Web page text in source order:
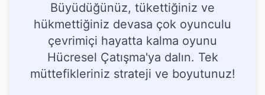
Büyüdüğünüz, tükettiğiniz ve
hükmettiğiniz devasa çok oyunculu
çevrimiçi hayatta kalma oyunu
Hücresel Çatışma'ya dalın. Tek
müttefikleriniz strateji ve boyutunuz!